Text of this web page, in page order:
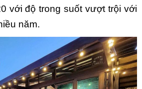
với độ trong suốt vượt trội với
năm.